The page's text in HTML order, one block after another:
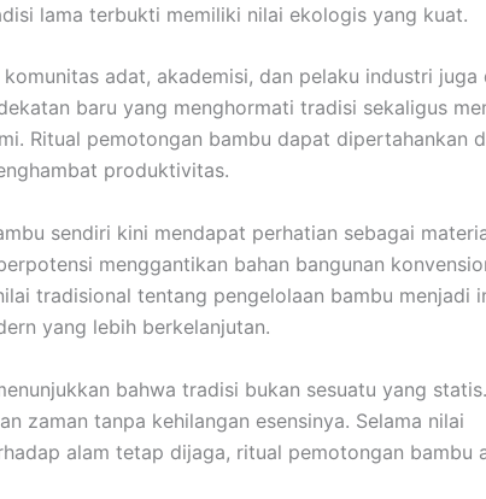
lama terbukti memiliki nilai ekologis yang kuat.
adat, akademisi, dan pelaku industri juga
baru yang menghormati tradisi sekaligus
Ritual pemotongan bambu dapat dipertahankan
produktivitas.
sendiri kini mendapat perhatian sebagai
menggantikan bahan bangunan
tradisional tentang pengelolaan bambu menjadi
yang lebih berkelanjutan.
bahwa tradisi bukan sesuatu yang
zaman tanpa kehilangan esensinya. Selama nilai
alam tetap dijaga, ritual pemotongan bambu